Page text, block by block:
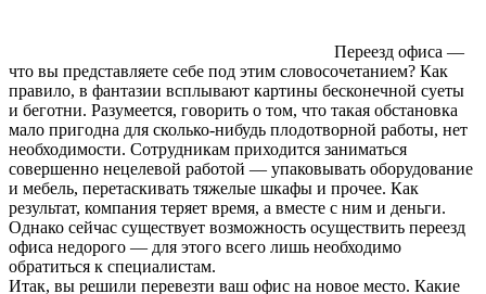
Переезд офиса —
что вы представляете себе под этим словосочетанием? Как
правило, в фантазии всплывают картины бесконечной суеты
и беготни. Разумеется, говорить о том, что такая обстановка
мало пригодна для сколько-нибудь плодотворной работы, нет
необходимости. Сотрудникам приходится заниматься
совершенно нецелевой работой — упаковывать оборудование
и мебель, перетаскивать тяжелые шкафы и прочее. Как
результат, компания теряет время, а вместе с ним и деньги.
Однако сейчас существует возможность осуществить переезд
офиса недорого — для этого всего лишь необходимо
обратиться к специалистам.
Итак, вы решили перевезти ваш офис на новое место. Какие